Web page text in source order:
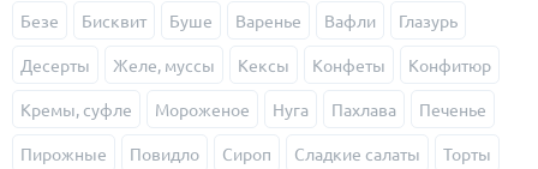
Безе Бисквит Буше Варенье Вафли Глазурь
Десерты Желе, муссы Кексы Конфеты Конфитюр
Кремы, суфле Мороженое Нуга Пахлава Печенье
Пирожные Повидло Сироп Сладкие салаты Торты